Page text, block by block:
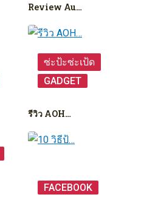
Review Au…
ซ่ะป้ะซ่ะเป้ด
GADGET
รีวิว AOH…
FACEBOOK